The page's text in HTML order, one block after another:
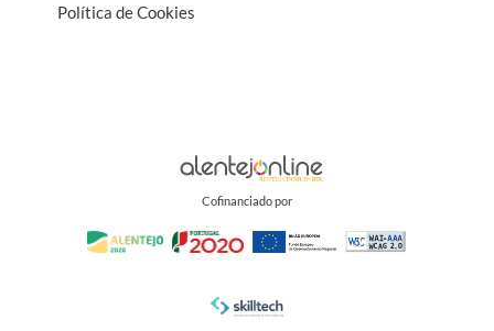
Política de Cookies
Cofinanciado por